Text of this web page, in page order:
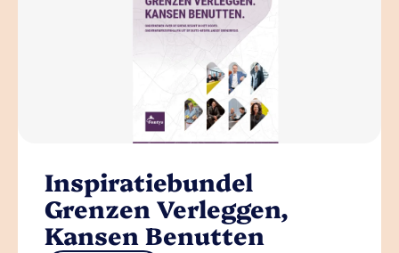
Inspiratiebundel
Grenzen Verleggen,
Kansen Benutten